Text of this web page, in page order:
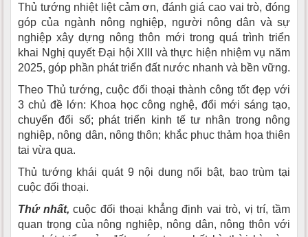
Thủ tướng nhiệt liệt cảm ơn, đánh giá cao vai trò, đóng
góp của ngành nông nghiệp, người nông dân và sự
nghiệp xây dựng nông thôn mới trong quá trình triển
khai Nghị quyết Đại hội XIII và thực hiện nhiệm vụ năm
2025, góp phần phát triển đất nước nhanh và bền vững.
Theo Thủ tướng, cuộc đối thoại thành công tốt đẹp với
3 chủ đề lớn: Khoa học công nghệ, đổi mới sáng tạo,
chuyển đổi số; phát triển kinh tế tư nhân trong nông
nghiệp, nông dân, nông thôn; khắc phục thảm họa thiên
tai vừa qua.
Thủ tướng khái quát 9 nội dung nổi bật, bao trùm tại
cuộc đối thoại.
Thứ nhất, cuộc đối thoại khẳng định vai trò, vị trí, tầm
quan trọng của nông nghiệp, nông dân, nông thôn với